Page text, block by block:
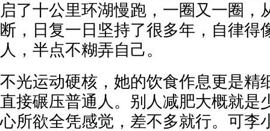
启了十公里环湖慢跑，一圈又一圈，
断，日复一日坚持了很多年，自律得
人，半点不糊弄自己。
不光运动硬核，她的饮食作息更是精
直接碾压普通人。别人减肥大概就是
心所欲全凭感觉，差不多就行。可李